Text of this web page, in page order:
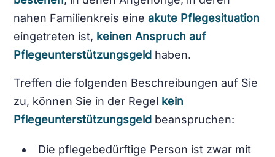
nahen Familienkreis eineakute Pflegesituation
eingetreten ist, keinen Anspruch auf
Pflegeunterstützungsgeld haben.
Treffen die folgenden Beschreibungen auf Sie
zu, können Sie in der Regel kein
Pflegeunterstützungsgeld beanspruchen:
Die pflegebedürftige Person ist zwar mit